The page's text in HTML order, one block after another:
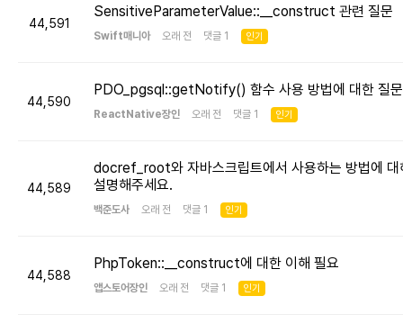
44,591
SensitiveParameterValue::__construct 관련 질문
Swift매니아 오래 전 댓글 1 인기
44,590
PDO_pgsql::getNotify() 함수 사용 방법에 대한 질문
ReactNative장인 오래 전 댓글 1 인기
44,589
docref_root와 자바스크립트에서 사용하는 방법에 대
설명해주세요.
백준도사 오래 전 댓글 1 인기
44,588
PhpToken::__construct에 대한 이해 필요
앱스토어장인 오래 전 댓글 1 인기